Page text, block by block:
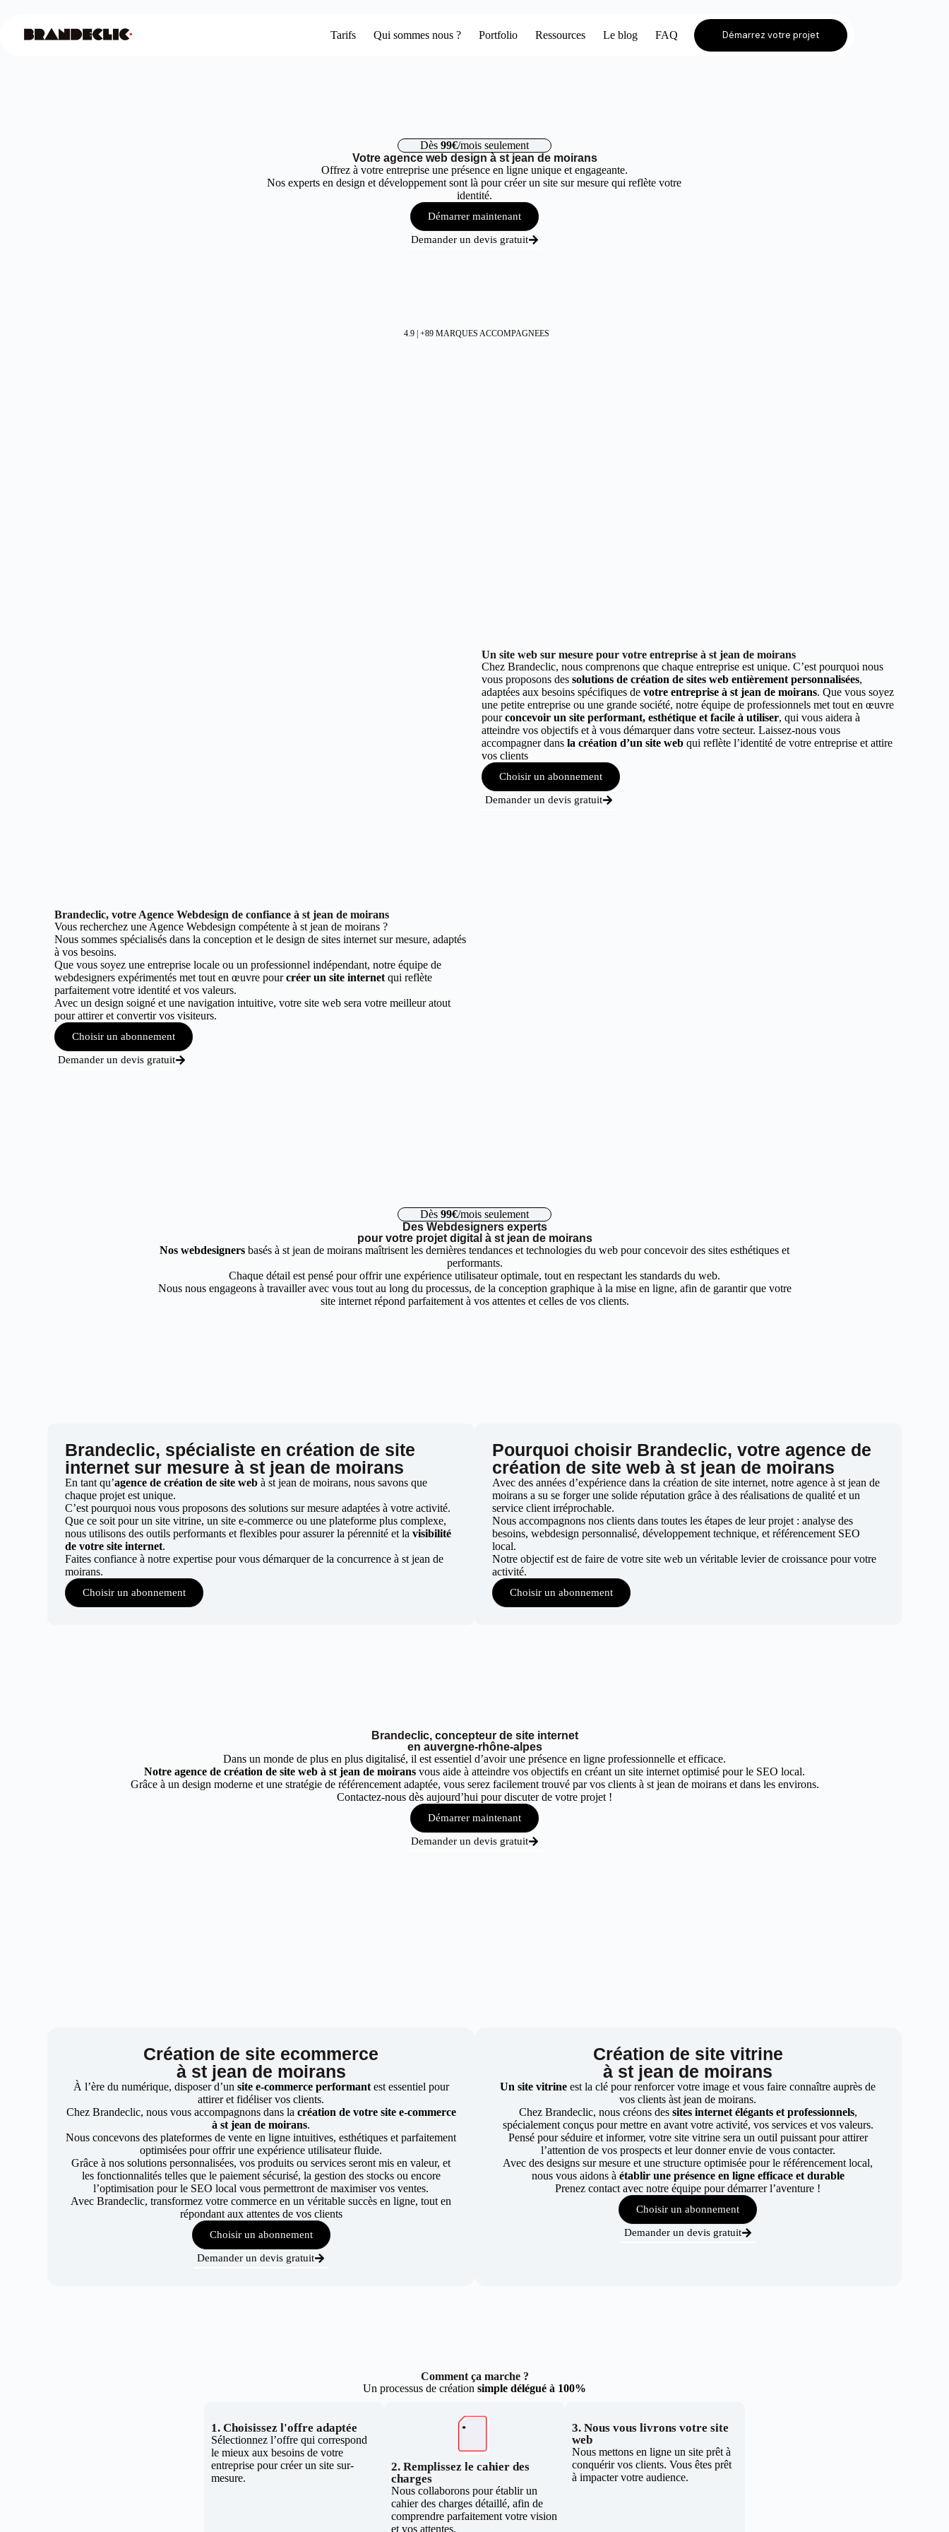
Tarifs Qui sommes nous ? Portfolio Ressources Le blog FAQ Démarrez votre projet
Dès 99€/mois seulement
Votre agence web design à st jean de moirans
Offrez à votre entreprise une présence en ligne unique et engageante.
Nos experts en design et développement sont là pour créer un site sur mesure qui reflète votre
identité.
Démarrer maintenant
Demander un devis gratuit
4.9 | +89 MARQUES ACCOMPAGNEES
Un site web sur mesure pour votre entreprise à st jean de moirans
Chez Brandeclic, nous comprenons que chaque entreprise est unique. C’est pourquoi nous
vous proposons des solutions de création de sites web entièrement personnalisées,
adaptées aux besoins spécifiques de votre entreprise à st jean de moirans. Que vous soyez
une petite entreprise ou une grande société, notre équipe de professionnels met tout en œuvre
pourconcevoir un site performant, esthétique et facile à utiliser, qui vous aidera à
atteindre vos objectifs et à vous démarquer dans votre secteur. Laissez-nous vous
accompagner dans la création d’un site web qui reflète l’identité de votre entreprise et attire
vos clients
Choisir un abonnement
Demander un devis gratuit
Brandeclic, votre Agence Webdesign de confiance à st jean de moirans
Vous recherchez une Agence Webdesign compétente à st jean de moirans ?
Nous sommes spécialisés dans la conception et le design de sites internet sur mesure, adaptés
à vos besoins.
Que vous soyez une entreprise locale ou un professionnel indépendant, notre équipe de
webdesigners expérimentés met tout en œuvre pourcréer un site internetqui reflète
parfaitement votre identité et vos valeurs.
Avec un design soigné et une navigation intuitive, votre site web sera votre meilleur atout
pour attirer et convertir vos visiteurs.
Choisir un abonnement
Demander un devis gratuit
Dès 99€/mois seulement
Des Webdesigners experts
pour votre projet digital à st jean de moirans
Nos webdesigners basés à st jean de moirans maîtrisent les dernières tendances et technologies du web pour concevoir des sites esthétiques et
performants.
Chaque détail est pensé pour offrir une expérience utilisateur optimale, tout en respectant les standards du web.
Nous nous engageons à travailler avec vous tout au long du processus, de la conception graphique à la mise en ligne, afin de garantir que votre
site internet répond parfaitement à vos attentes et celles de vos clients.
Brandeclic, spécialiste en création de site
internet sur mesure à st jean de moirans
En tant qu’agence de création de site web à st jean de moirans, nous savons que
chaque projet est unique.
C’est pourquoi nous vous proposons des solutions sur mesure adaptées à votre activité.
Que ce soit pour un site vitrine, un site e-commerce ou une plateforme plus complexe,
nous utilisons des outils performants et flexibles pour assurer la pérennité et lavisibilité
de votre site internet.
Faites confiance à notre expertise pour vous démarquer de la concurrence à st jean de
moirans.
Choisir un abonnement
Pourquoi choisir Brandeclic, votre agence de
création de site web à st jean de moirans
Avec des années d’expérience dans la création de site internet, notre agence à st jean de
moirans a su se forger une solide réputation grâce à des réalisations de qualité et un
service client irréprochable.
Nous accompagnons nos clients dans toutes les étapes de leur projet : analyse des
besoins, webdesign personnalisé, développement technique, et référencement SEO
local.
Notre objectif est de faire de votre site web un véritable levier de croissance pour votre
activité.
Choisir un abonnement
Brandeclic, concepteur de site internet
en auvergne-rhône-alpes
Dans un monde de plus en plus digitalisé, il est essentiel d’avoir une présence en ligne professionnelle et efficace.
Notre agence de création de site web à st jean de moirans vous aide à atteindre vos objectifs en créant un site internet optimisé pour le SEO local.
Grâce à un design moderne et une stratégie de référencement adaptée, vous serez facilement trouvé par vos clients à st jean de moirans et dans les environs.
Contactez-nous dès aujourd’hui pour discuter de votre projet !
Démarrer maintenant
Demander un devis gratuit
Création de site ecommerce
à st jean de moirans
À l’ère du numérique, disposer d’un site e-commerce performant est essentiel pour
attirer et fidéliser vos clients.
Chez Brandeclic, nous vous accompagnons dans la création de votre site e-commerce
à st jean de moirans.
Nous concevons des plateformes de vente en ligne intuitives, esthétiques et parfaitement
optimisées pour offrir une expérience utilisateur fluide.
Grâce à nos solutions personnalisées, vos produits ou services seront mis en valeur, et
les fonctionnalités telles que le paiement sécurisé, la gestion des stocks ou encore
l’optimisation pour le SEO local vous permettront de maximiser vos ventes.
Avec Brandeclic, transformez votre commerce en un véritable succès en ligne, tout en
répondant aux attentes de vos clients
Choisir un abonnement
Demander un devis gratuit
Création de site vitrine
à st jean de moirans
Un site vitrine est la clé pour renforcer votre image et vous faire connaître auprès de
vos clients àst jean de moirans.
Chez Brandeclic, nous créons dessites internet élégants et professionnels,
spécialement conçus pour mettre en avant votre activité, vos services et vos valeurs.
Pensé pour séduire et informer, votre site vitrine sera un outil puissant pour attirer
l’attention de vos prospects et leur donner envie de vous contacter.
Avec des designs sur mesure et une structure optimisée pour le référencement local,
nous vous aidons à établir une présence en ligne efficace et durable
Prenez contact avec notre équipe pour démarrer l’aventure !
Choisir un abonnement
Demander un devis gratuit
Comment ça marche ?
Un processus de création simple délégué à 100%
1. Choisissez l'offre adaptée
Sélectionnez l’offre qui correspond
le mieux aux besoins de votre
entreprise pour créer un site sur-
mesure.
2. Remplissez le cahier des
charges
Nous collaborons pour établir un
cahier des charges détaillé, afin de
comprendre parfaitement votre vision
et vos attentes.
3. Nous vous livrons votre site
web
Nous mettons en ligne un site prêt à
conquérir vos clients. Vous êtes prêt
à impacter votre audience.